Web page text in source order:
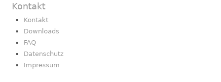
Kontakt
Kontakt
Downloads
FAQ
Datenschutz
Impressum